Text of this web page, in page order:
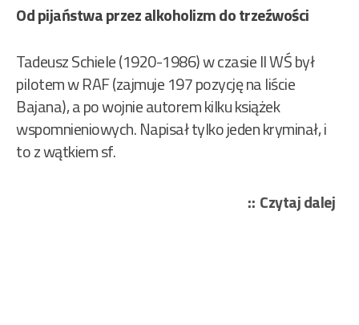
Od pijaństwa przez alkoholizm do trzeźwości
Tadeusz Schiele (1920-1986) w czasie II WŚ był
pilotem w RAF (zajmuje 197 pozycję na liście
Bajana), a po wojnie autorem kilku książek
wspomnieniowych. Napisał tylko jeden kryminał, i
to z wątkiem sf.
Czytaj dalej